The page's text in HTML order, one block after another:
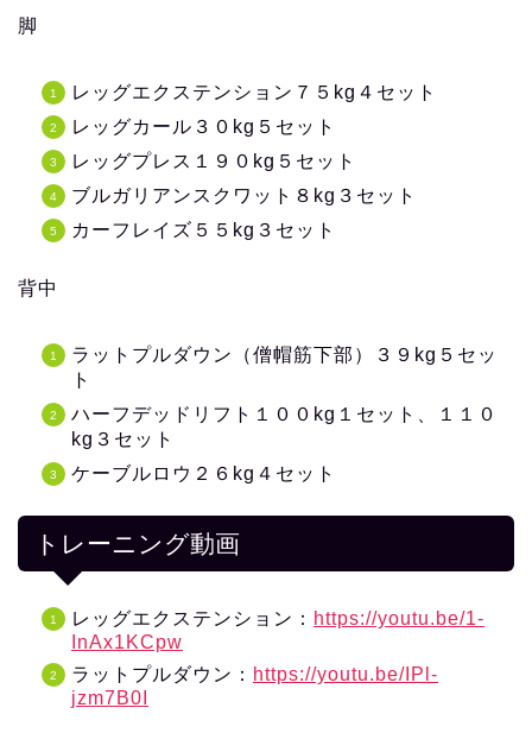
脚
レッグエクステンション７５kg４セット
レッグカール３０kg５セット
レッグプレス１９０kg５セット
ブルガリアンスクワット８kg３セット
カーフレイズ５５kg３セット
背中
ラットプルダウン（僧帽筋下部）３９kg５セッ
ト
ハーフデッドリフト１００kg１セット、１１０
kg３セット
ケーブルロウ２６kg４セット
トレーニング動画
レッグエクステンション： https://youtu.be/1-
InAx1KCpw
ラットプルダウン： https://youtu.be/IPl-
jzm7B0I